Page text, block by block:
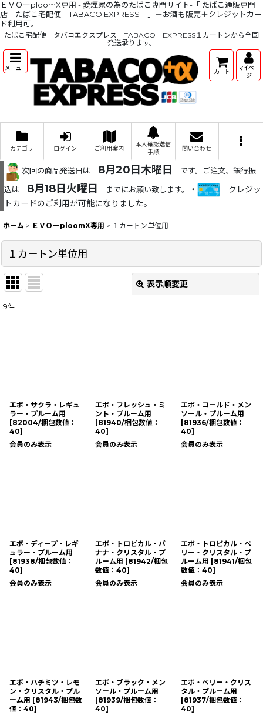
ＥＶＯーploomX専用 - 愛煙家の為のたばこ専門サイト-「 たばこ通販専門
店 たばこ宅配便 TABACO EXPRESS 」＋お酒も販売＋クレジットカー
ド利用可。
たばこ宅配便 タバコエクスプレス TABACO EXPRESS１カートンから全国
発送承ります。
メニュー カート
マイペー
ジ
カテゴリ ログイン ご利用案内
本人確認送信
手順
問い合わせ
次回の商品発送日は 8月20日木曜日
です。ご注文、銀行振
込は
8月18日火曜日 までにお願い致します。 ・
クレジッ
トカードのご利用が可能になりました。
ホーム > ＥＶＯーploomX専用 > １カートン単位用
１カートン単位用
表示順変更
9件
エボ・サクラ・レギュ
ラー・プルーム用
[82004/梱包数値：
40]
会員のみ表示
エボ・フレッシュ・ミ
ント・プルーム用
[81940/梱包数値：
40]
会員のみ表示
エボ・コールド・メン
ソール・プルーム用
[81936/梱包数値：
40]
会員のみ表示
エボ・ディープ・レギ
ュラー・プルーム用
[81938/梱包数値：
40]
会員のみ表示
エボ・トロピカル・バ
ナナ・クリスタル・プ
ルーム用 [81942/梱包
数値：40]
会員のみ表示
エボ・トロピカル・ベ
リー・クリスタル・プ
ルーム用 [81941/梱包
数値：40]
会員のみ表示
エボ・ハチミツ・レモ
ン・クリスタル・プル
ーム用 [81943/梱包数
値：40]
エボ・ブラック・メン
ソール・プルーム用
[81939/梱包数値：
40]
エボ・ベリー・クリス
タル・プルーム用
[81937/梱包数値：
40]